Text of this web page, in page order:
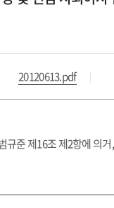
20120613.pdf
규준 제16조 제2항에 의